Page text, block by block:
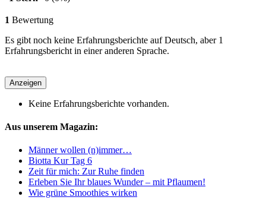
1 Bewertung
Es gibt noch keine Erfahrungsberichte auf Deutsch, aber 1
Erfahrungsbericht in einer anderen Sprache.
Anzeigen
Keine Erfahrungsberichte vorhanden.
Aus unserem Magazin:
Männer wollen (n)immer…
Biotta Kur Tag 6
Zeit für mich: Zur Ruhe finden
Erleben Sie Ihr blaues Wunder – mit Pflaumen!
Wie grüne Smoothies wirken